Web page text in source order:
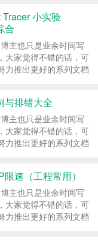
技术文章尽在网络之
。 ……
小实验
合
主也只是业余时间写
大家觉得不错的话，可
力推出更好的系列文档
技术文章尽在网络之
。 ……继续阅读 »
与排错大全
主也只是业余时间写
大家觉得不错的话，可
力推出更好的系列文档
技术文章尽在网络之
。 ……继续阅读 »
速（工程常用）
主也只是业余时间写
大家觉得不错的话，可
力推出更好的系列文档